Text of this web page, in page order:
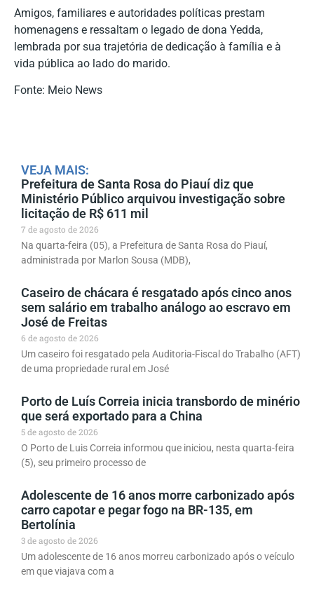
Amigos, familiares e autoridades políticas prestam
homenagens e ressaltam o legado de dona Yedda,
lembrada por sua trajetória de dedicação à família e à
vida pública ao lado do marido.
Fonte: Meio News
VEJA MAIS:
Prefeitura de Santa Rosa do Piauí diz que
Ministério Público arquivou investigação sobre
licitação de R$ 611 mil
7 de agosto de 2026
Na quarta-feira (05), a Prefeitura de Santa Rosa do Piauí,
administrada por Marlon Sousa (MDB),
Caseiro de chácara é resgatado após cinco anos
sem salário em trabalho análogo ao escravo em
José de Freitas
6 de agosto de 2026
Um caseiro foi resgatado pela Auditoria-Fiscal do Trabalho (AFT)
de uma propriedade rural em José
Porto de Luís Correia inicia transbordo de minério
que será exportado para a China
5 de agosto de 2026
O Porto de Luis Correia informou que iniciou, nesta quarta-feira
(5), seu primeiro processo de
Adolescente de 16 anos morre carbonizado após
carro capotar e pegar fogo na BR-135, em
Bertolínia
3 de agosto de 2026
Um adolescente de 16 anos morreu carbonizado após o veículo
em que viajava com a